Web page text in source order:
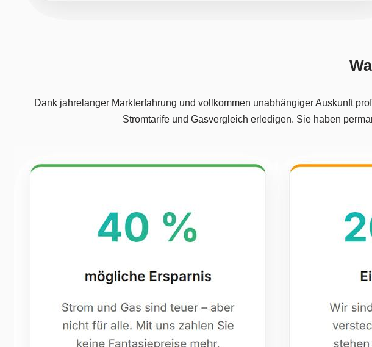
Dank jahrelanger Markterfahrung und vollkommen unabhängiger Auskunft
Stromtarife und Gasvergleich erledigen. Sie haben